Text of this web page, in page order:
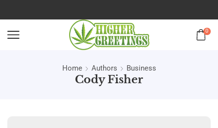
0
Home Authors Business
Cody Fisher